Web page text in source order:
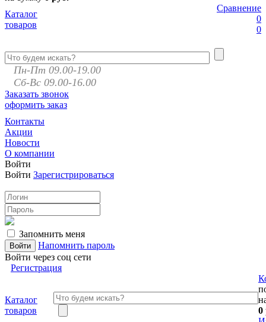
Сравнение
0
0
Каталог
товаров
Пн-Пт 09.00-19.00
Сб-Вс 09.00-16.00
Заказать звонок
оформить заказ
Контакты
Акции
Новости
О компании
Войти
Войти Зарегистрироваться
Запомнить меня
Напомнить пароль
Войти через соц сети
Регистрация
Каталог
товаров
0